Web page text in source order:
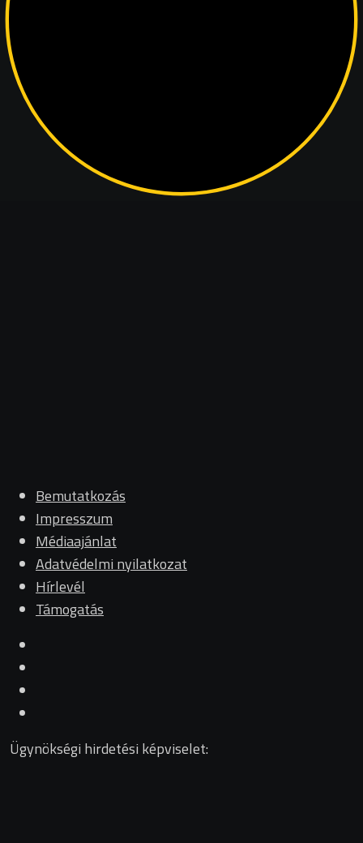
Bemutatkozás
Impresszum
Médiaajánlat
Adatvédelmi nyilatkozat
Hírlevél
Támogatás
Ügynökségi hirdetési képviselet: